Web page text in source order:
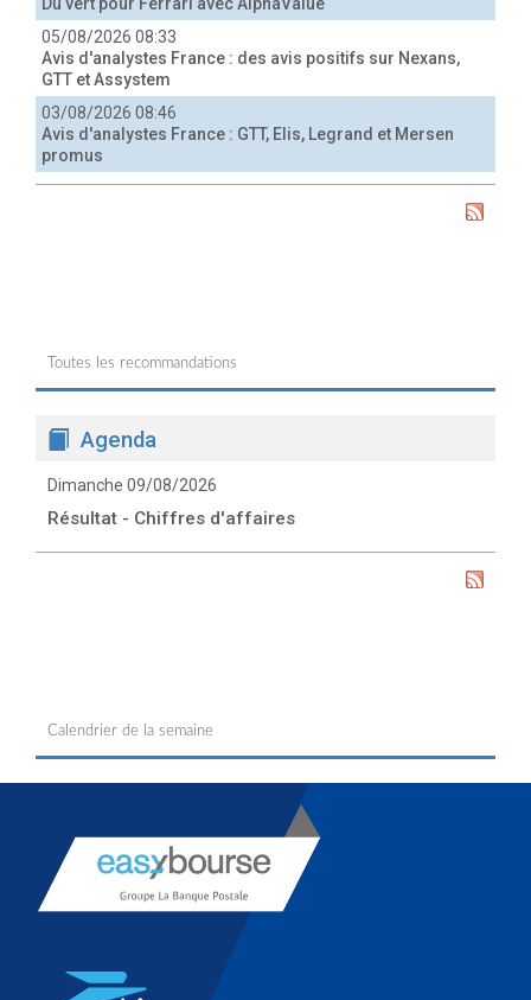
05/08/2026 08:33
Avis d'analystes France : des avis positifs sur Nexans,
GTT et Assystem
03/08/2026 08:46
Avis d'analystes France : GTT, Elis, Legrand et Mersen
promus
Toutes les recommandations
Agenda
Dimanche 09/08/2026
Résultat - Chiffres d'affaires
Calendrier de la semaine